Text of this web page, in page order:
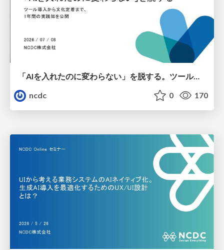
「AIを入れたのに変わらない」を脱する。ツール導入から文化定着まで、1年間の実践知を公開
ncdc
0 170